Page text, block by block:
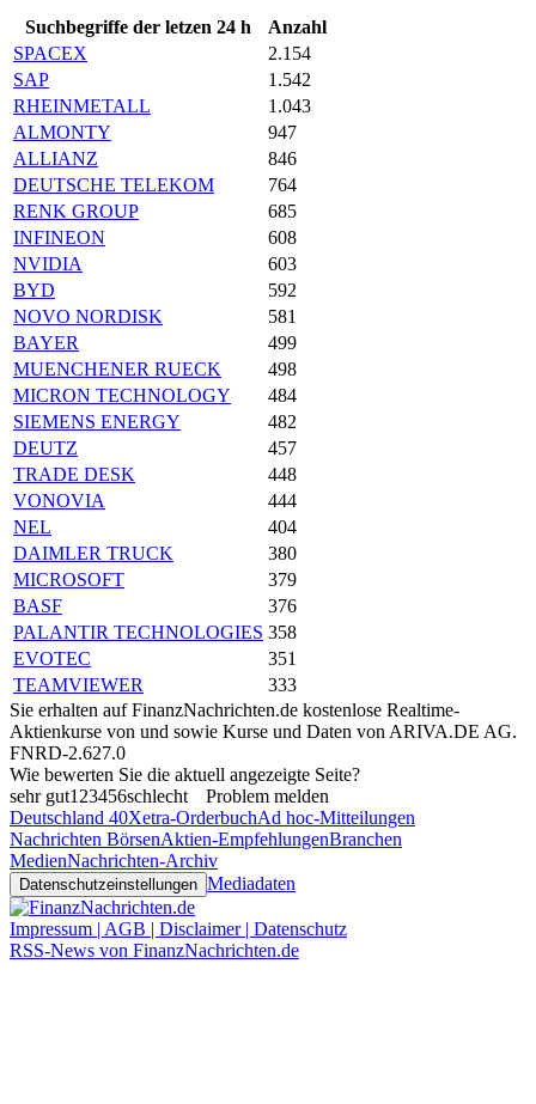
Suchbegriffe der letzen 24 h
Anzahl
SPACEX
2.154
SAP
1.542
RHEINMETALL
1.043
ALMONTY
947
ALLIANZ
846
DEUTSCHE TELEKOM
764
RENK GROUP
685
INFINEON
608
NVIDIA
603
BYD
592
NOVO NORDISK
581
BAYER
499
MUENCHENER RUECK
498
MICRON TECHNOLOGY
484
SIEMENS ENERGY
482
DEUTZ
457
TRADE DESK
448
VONOVIA
444
NEL
404
DAIMLER TRUCK
380
MICROSOFT
379
BASF
376
PALANTIR TECHNOLOGIES 358
EVOTEC
351
TEAMVIEWER
333
Sie erhalten auf FinanzNachrichten.de kostenlose Realtime-
Aktienkurse von und sowie Kurse und Daten von ARIVA.DE AG.
FNRD-2.627.0
Wie bewerten Sie die aktuell angezeigte Seite?
sehr gut1 23456schlecht
Problem melden
Deutschland 40Xetra-OrderbuchAd hoc-Mitteilungen
Nachrichten BörsenAktien-EmpfehlungenBranchen
MedienNachrichten-Archiv
Datenschutzeinstellungen Mediadaten
Impressum | AGB | Disclaimer | Datenschutz
RSS-News von FinanzNachrichten.de